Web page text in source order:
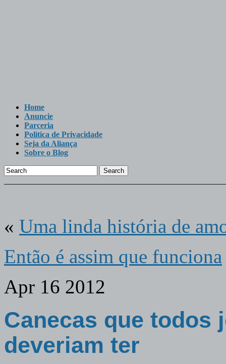
Home
Anuncie
Parceria
Politica de Privacidade
Seja da Aliança
Sobre o Blog
Search
« Uma linda história de
Então é assim que funciona
Apr 16 2012
Canecas que todos
deveriam ter